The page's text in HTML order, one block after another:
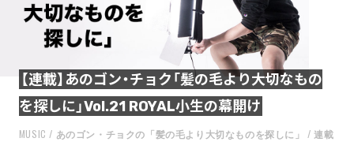
【連載】あのゴン・チョク「髪の毛より大切なもの
を探しに」Vol.21 ROYAL小生の幕開け
MUSIC あのゴン・チョクの「髪の毛より大切なものを探しに」 連載